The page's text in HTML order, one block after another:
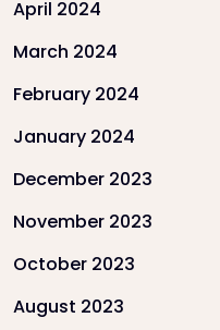
April 2024
March 2024
February 2024
January 2024
December 2023
November 2023
October 2023
August 2023